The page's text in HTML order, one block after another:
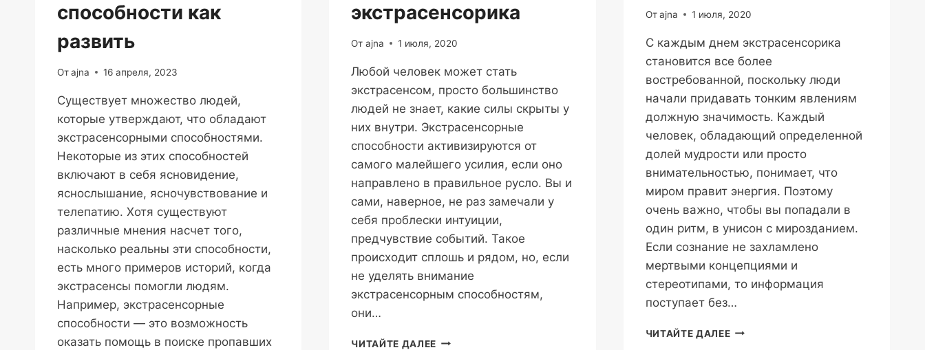
способности как
развить
Отajna 16 апреля, 2023
Существует множество людей,
которые утверждают, что обладают
экстрасенсорными способностями.
Некоторые из этих способностей
включают в себя ясновидение,
яснослышание, ясночувствование и
телепатию. Хотя существуют
различные мнения насчет того,
насколько реальны эти способности,
есть много примеров историй, когда
экстрасенсы помогли людям.
Например, экстрасенсорные
способности — это возможность
оказать помощь в поиске пропавших
экстрасенсорика
От ajna 1 июля, 2020
Любой человек может стать
экстрасенсом, просто большинство
людей не знает, какие силы скрыты у
них внутри. Экстрасенсорные
способности активизируются от
самого малейшего усилия, если оно
направлено в правильное русло. Вы и
сами, наверное, не раз замечали у
себя проблески интуиции,
предчувствие событий. Такое
происходит сплошь и рядом, но, если
не уделять внимание
экстрасенсорным способностям,
они…
ЧИТАЙТЕ ДАЛЕЕ КУРСЫ
От ajna 1 июля, 2020
С каждым днем экстрасенсорика
становится все более
востребованной, поскольку люди
начали придавать тонким явлениям
должную значимость. Каждый
человек, обладающий определенной
долей мудрости или просто
внимательностью, понимает, что
миром правит энергия. Поэтому
очень важно, чтобы вы попадали в
один ритм, в унисон с мирозданием.
Если сознание не захламлено
мертвыми концепциями и
стереотипами, то информация
поступает без…
ЧИТАЙТЕ ДАЛЕЕЭКСТРАСЕНСОРИКА